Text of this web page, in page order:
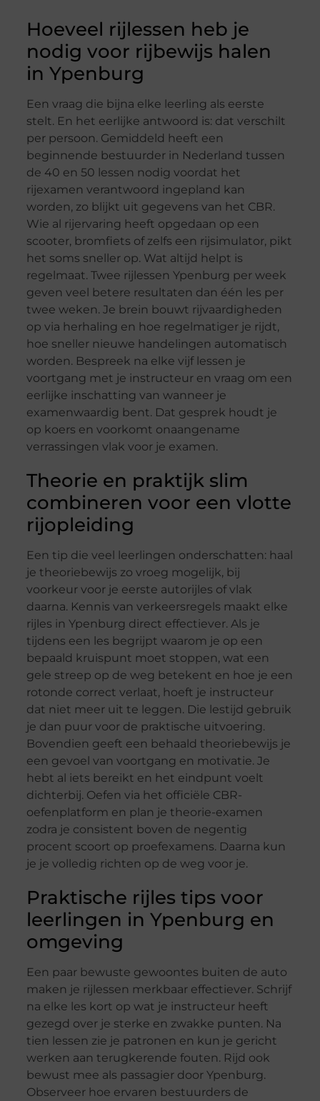
Hoeveel rijlessen heb je
nodig voor rijbewijs halen
in Ypenburg
Een vraag die bijna elke leerling als eerste
stelt. En het eerlijke antwoord is: dat verschilt
per persoon. Gemiddeld heeft een
beginnende bestuurder in Nederland tussen
de 40 en 50 lessen nodig voordat het
rijexamen verantwoord ingepland kan
worden, zo blijkt uit gegevens van het CBR.
Wie al rijervaring heeft opgedaan op een
scooter, bromfiets of zelfs een rijsimulator, pikt
het soms sneller op. Wat altijd helpt is
regelmaat. Twee rijlessen Ypenburg per week
geven veel betere resultaten dan één les per
twee weken. Je brein bouwt rijvaardigheden
op via herhaling en hoe regelmatiger je rijdt,
hoe sneller nieuwe handelingen automatisch
worden. Bespreek na elke vijf lessen je
voortgang met je instructeur en vraag om een
eerlijke inschatting van wanneer je
examenwaardig bent. Dat gesprek houdt je
op koers en voorkomt onaangename
verrassingen vlak voor je examen.
Theorie en praktijk slim
combineren voor een vlotte
rijopleiding
Een tip die veel leerlingen onderschatten: haal
je theoriebewijs zo vroeg mogelijk, bij
voorkeur voor je eerste autorijles of vlak
daarna. Kennis van verkeersregels maakt elke
rijles in Ypenburg direct effectiever. Als je
tijdens een les begrijpt waarom je op een
bepaald kruispunt moet stoppen, wat een
gele streep op de weg betekent en hoe je een
rotonde correct verlaat, hoeft je instructeur
dat niet meer uit te leggen. Die lestijd gebruik
je dan puur voor de praktische uitvoering.
Bovendien geeft een behaald theoriebewijs je
een gevoel van voortgang en motivatie. Je
hebt al iets bereikt en het eindpunt voelt
dichterbij. Oefen via het officiële CBR-
oefenplatform en plan je theorie-examen
zodra je consistent boven de negentig
procent scoort op proefexamens. Daarna kun
je je volledig richten op de weg voor je.
Praktische rijles tips voor
leerlingen in Ypenburg en
omgeving
Een paar bewuste gewoontes buiten de auto
maken je rijlessen merkbaar effectiever. Schrijf
na elke les kort op wat je instructeur heeft
gezegd over je sterke en zwakke punten. Na
tien lessen zie je patronen en kun je gericht
werken aan terugkerende fouten. Rijd ook
bewust mee als passagier door Ypenburg.
Observeer hoe ervaren bestuurders de